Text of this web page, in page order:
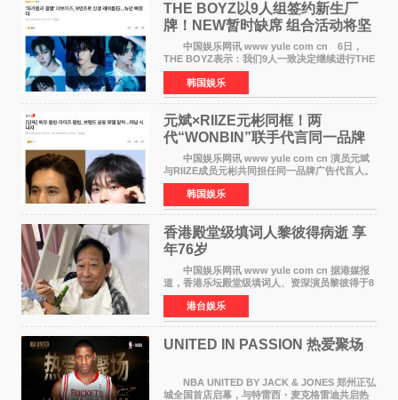
THE BOYZ以9人组签约新生厂
牌！NEW暂时缺席 组合活动将坚
定不移继续
中国娱乐网讯 www yule com cn 6日，
THE BOYZ表示：我们9人一致决定继续进行THE
BOYZ组合活动，并且已经完成了组合团体活动
签约。目前正在新生厂牌下进行活动准备。尚未
离开THE BOYZ原所
韩国娱乐
元斌×RIIZE元彬同框！两
代“WONBIN”联手代言同一品牌
颜值天花板合体
中国娱乐网讯 www yule com cn 演员元斌
与RIIZE成员元彬共同担任同一品牌广告代言人。
6日据独家报道，继演员元斌之后，RIIZE元彬最
近也被选为某在线中介平台A公司的共同广告代言
人，两人将作
韩国娱乐
香港殿堂级填词人黎彼得病逝 享
年76岁​
中国娱乐网讯 www yule com cn 据港媒报
道，香港乐坛殿堂级填词人、资深演员黎彼得于8
月5日上午因病离世，终年76岁。好友钟志光透
露，黎彼得今年3月中风后便卧床休养，身体机能
持续衰退，最
港台娱乐
UNITED IN PASSION 热爱聚场
NBA UNITED BY JACK & JONES 郑州正弘
城全国首店启幕，与特雷西・麦克格雷迪共启热